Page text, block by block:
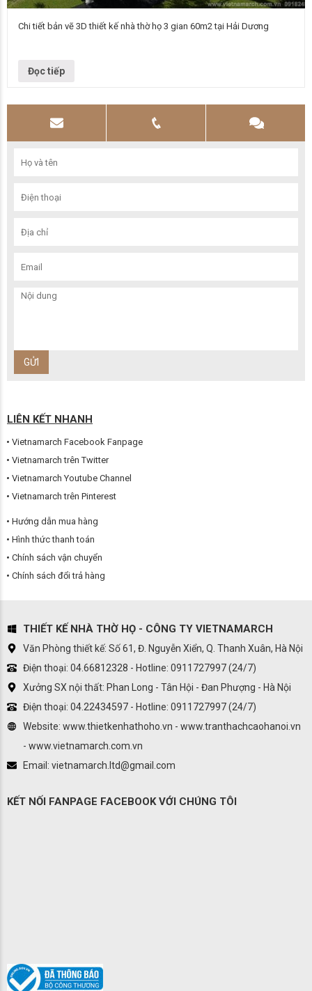
túc, dồi dào hơn thì việc hầu hết mọi người…
Chi tiết bản vẽ 3D thiết kế nhà thờ họ 3 gian 60m2 tại Hải Dương
Đọc tiếp
LIÊN KẾT NHANH
Vietnamarch Facebook Fanpage
Vietnamarch trên Twitter
Vietnamarch Youtube Channel
Vietnamarch trên Pinterest
Hướng dẫn mua hàng
Hình thức thanh toán
Chính sách vận chuyển
Chính sách đổi trả hàng
THIẾT KẾ NHÀ THỜ HỌ - CÔNG TY VIETNAMARCH
Văn Phòng thiết kế: Số 61, Đ. Nguyễn Xiển, Q. Thanh Xuân, Hà Nội
Điện thoại: 04.66812328 - Hotline: 0911727997 (24/7)
Xưởng SX nội thất: Phan Long - Tân Hội - Đan Phượng - Hà Nội
Điện thoại: 04.22434597 - Hotline: 0911727997 (24/7)
Website: www.thietkenhathoho.vn - www.tranthachcaohanoi.vn
- www.vietnamarch.com.vn
Email: vietnamarch.ltd@gmail.com
KẾT NỐI FANPAGE FACEBOOK VỚI CHÚNG TÔI